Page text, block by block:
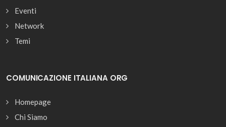
Eventi
Network
Temi
COMUNICAZIONE ITALIANA ORG
Homepage
Chi Siamo